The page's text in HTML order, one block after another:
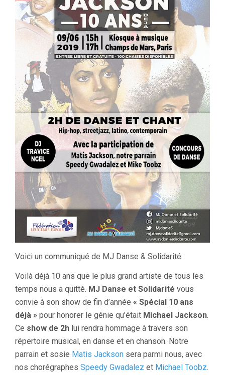
Voici un communiqué de MJ Danse & Solidarité :
Voilà déjà 10 ans que le plus grand artiste de tous les
temps nous a quitté. MJ Danse et Solidarité vous
convie à son show de fin d’année « Spécial 10 ans
déjà » pour honorer le génie qu’était Michael Jackson.
Ce show de 2h lui rendra hommage à travers son
répertoire musical, en danse et en chanson. Notre
parrain et sosie Matis Jackson sera parmi nous, avec
nos chorégraphes Speedy Gwadalez et Michael Toobz.